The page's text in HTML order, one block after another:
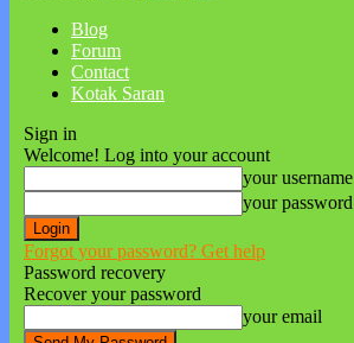
Blog
Forum
Contact
Kotak Saran
Sign in
Welcome! Log into your account
your username
your password
Forgot your password? Get help
Password recovery
Recover your password
your email